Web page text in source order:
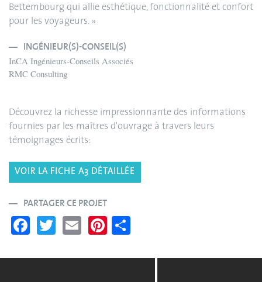
Bettembourg qui allie esthétique, fonctionnalité et confort
pour les voyageurs. »
INGÉNIEUR(S)-CONSEIL(S)
InCA Ingénieurs-Conseils Associés
RMC Consulting
Découvrez la richesse impressionnante des informations
fournies par les maîtres d'ouvrage à travers leurs
témoignages écrits:
VOIR LA FICHE A3 DÉTAILLÉE
PARTAGER CE PROJET
Fa
ce
bo
T
wi
tte
E
m
ail
Pi
nt
er re